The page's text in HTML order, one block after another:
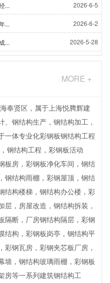
... 2026-6-5
... 2026-6-2
... 2026-5-28
MORE +
奉贤区，属于上海悦腾辉建
钢结构生产，钢结构加工，
一体专业化彩钢板钢结构工程
钢结构工程，彩钢板活动
板房，彩钢板净化车间，钢结
钢结构雨棚，彩钢屋顶，钢结
结构楼梯，钢结构办公楼，彩
，房屋改造，钢结构拆装，
隔断，厂房钢结构隔层，彩钢
结构，彩钢板岗亭，钢结构平
钢瓦房，彩钢夹芯板厂房，
墙，钢结构玻璃雨棚，彩钢板
房等一系列建筑钢结构工